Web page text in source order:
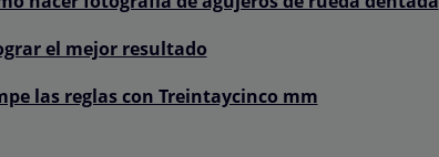
el mejor resultado
las reglas con Treintaycinco mm